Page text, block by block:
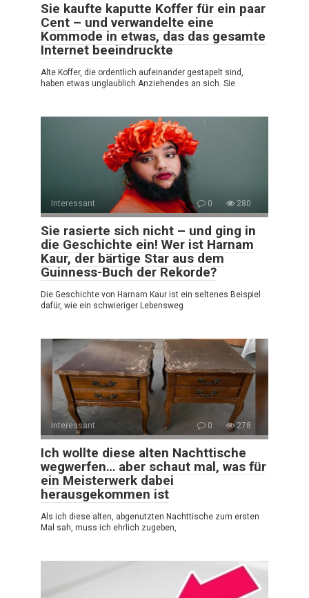
Sie kaufte kaputte Koffer für ein paar
Cent – und verwandelte eine
Kommode in etwas, das das gesamte
Internet beeindruckte
Alte Koffer, die ordentlich aufeinander gestapelt sind,
haben etwas unglaublich Anziehendes an sich. Sie
Interessant 0 280
Sie rasierte sich nicht – und ging in
die Geschichte ein! Wer ist Harnam
Kaur, der bärtige Star aus dem
Guinness-Buch der Rekorde?
Die Geschichte von Harnam Kaur ist ein seltenes Beispiel
dafür, wie ein schwieriger Lebensweg
Interessant 0 278
Ich wollte diese alten Nachttische
wegwerfen… aber schaut mal, was für
ein Meisterwerk dabei
herausgekommen ist
Als ich diese alten, abgenutzten Nachttische zum ersten
Mal sah, muss ich ehrlich zugeben,